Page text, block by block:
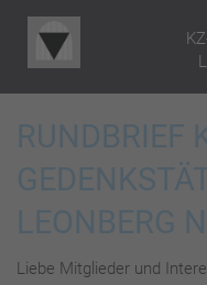
RUNDBRIEF
LEONBERG
Liebe Mitglieder und